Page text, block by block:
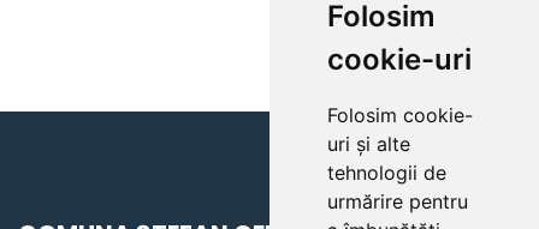
Folosim
cookie-uri
Folosim cookie-
uri și alte
tehnologii de
urmărire pentru